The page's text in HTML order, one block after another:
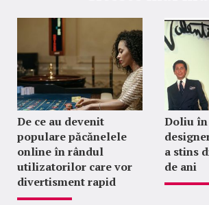
De ce au devenit
populare păcănelele
online în rândul
utilizatorilor care vor
divertisment rapid
Doliu
a stins
de ani